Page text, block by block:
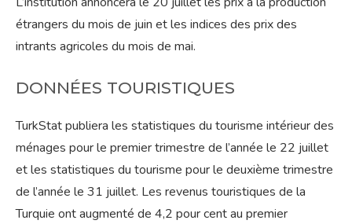
étrangers du mois de juin et les indices des prix des
intrants agricoles du mois de mai.
DONNÉES TOURISTIQUES
TurkStat publiera les statistiques du tourisme intérieur des
ménages pour le premier trimestre de l’année le 22 juillet
et les statistiques du tourisme pour le deuxième trimestre
de l’année le 31 juillet. Les revenus touristiques de la
Turquie ont augmenté de 4,2 pour cent au premier